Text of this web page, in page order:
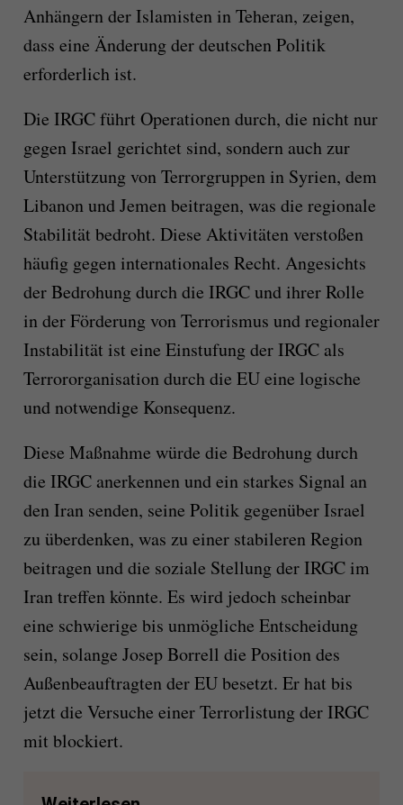
Anhängern der Islamisten in Teheran, zeigen,
dass eine Änderung der deutschen Politik
erforderlich ist.
Die IRGC führt Operationen durch, die nicht nur
gegen Israel gerichtet sind, sondern auch zur
Unterstützung von Terrorgruppen in Syrien, dem
Libanon und Jemen beitragen, was die regionale
Stabilität bedroht. Diese Aktivitäten verstoßen
häufig gegen internationales Recht. Angesichts
der Bedrohung durch die IRGC und ihrer Rolle
in der Förderung von Terrorismus und regionaler
Instabilität ist eine Einstufung der IRGC als
Terrororganisation durch die EU eine logische
und notwendige Konsequenz.
Diese Maßnahme würde die Bedrohung durch
die IRGC anerkennen und ein starkes Signal an
den Iran senden, seine Politik gegenüber Israel
zu überdenken, was zu einer stabileren Region
beitragen und die soziale Stellung der IRGC im
Iran treffen könnte. Es wird jedoch scheinbar
eine schwierige bis unmögliche Entscheidung
sein, solange Josep Borrell die Position des
Außenbeauftragten der EU besetzt. Er hat bis
jetzt die Versuche einer Terrorlistung der IRGC
mit blockiert.